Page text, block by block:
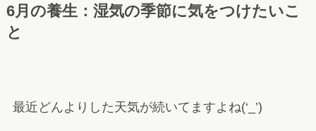
6月の養生：湿気の季節に気をつけたいこ
と
最近どんよりした天気が続いてますよね(‘_’)